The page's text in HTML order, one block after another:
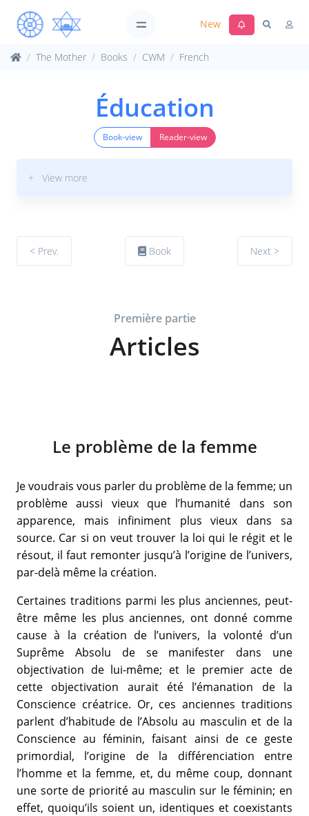
New
The Mother Books CWM French
Éducation
Book-view Reader-view
+ View more
< Prev. Book Next >
Première partie
Articles
Le problème de la femme
Je voudrais vous parler du problème de la femme; un
problème aussi vieux que l’humanité dans son
apparence, mais infiniment plus vieux dans sa
source. Car si on veut trouver la loi qui le régit et le
résout, il faut remonter jusqu’à l’origine de l’univers,
par-delà même la création.
Certaines traditions parmi les plus anciennes, peut-
être même les plus anciennes, ont donné comme
cause à la création de l’univers, la volonté d’un
Suprême Absolu de se manifester dans une
objectivation de lui-même; et le premier acte de
cette objectivation aurait été l’émanation de la
Conscience créatrice. Or, ces anciennes traditions
parlent d’habitude de l’Absolu au masculin et de la
Conscience au féminin, faisant ainsi de ce geste
primordial, l’origine de la différenciation entre
l’homme et la femme, et, du même coup, donnant
une sorte de priorité au masculin sur le féminin; en
effet, quoiqu’ils soient un, identiques et coexistants